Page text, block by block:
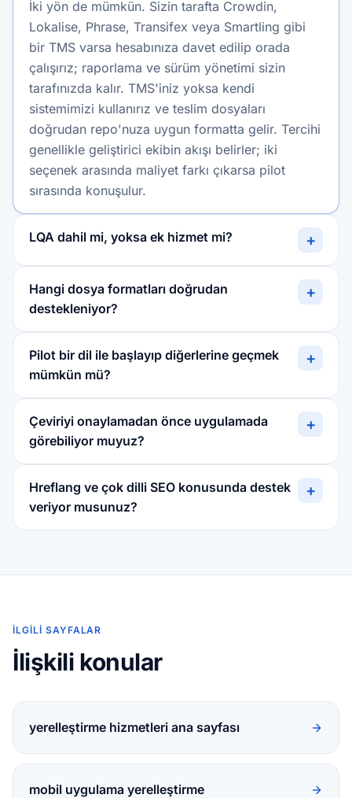
İki yön de mümkün. Sizin tarafta Crowdin,
Lokalise, Phrase, Transifex veya Smartling gibi
bir TMS varsa hesabınıza davet edilip orada
çalışırız; raporlama ve sürüm yönetimi sizin
tarafınızda kalır. TMS'iniz yoksa kendi
sistemimizi kullanırız ve teslim dosyaları
doğrudan repo'nuza uygun formatta gelir. Tercihi
genellikle geliştirici ekibin akışı belirler; iki
seçenek arasında maliyet farkı çıkarsa pilot
sırasında konuşulur.
LQA dahil mi, yoksa ek hizmet mi? +
Hangi dosya formatları doğrudan
destekleniyor?
+
Pilot bir dil ile başlayıp diğerlerine geçmek
mümkün mü?
+
Çeviriyi onaylamadan önce uygulamada
görebiliyor muyuz?
+
Hreflang ve çok dilli SEO konusunda destek
veriyor musunuz?
+
İLGILI SAYFALAR
İlişkili konular
yerelleştirme hizmetleri ana sayfası
mobil uygulama yerelleştirme